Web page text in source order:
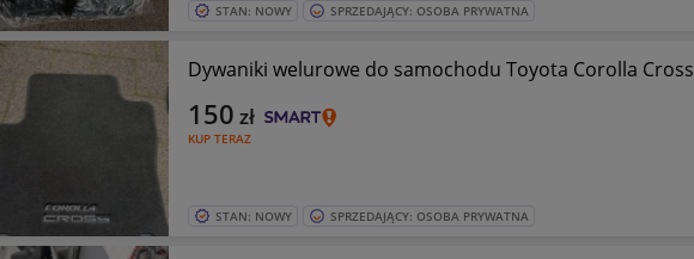
STAN: NOWY SPRZEDAJĄCY: OSOBA PRYWATNA
Dywaniki welurowe do samochodu Toyota Corolla Cross
KUP TERAZ
150 zł
STAN: NOWY SPRZEDAJĄCY: OSOBA PRYWATNA